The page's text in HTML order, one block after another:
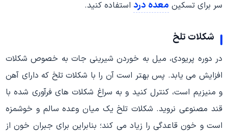
سر برای تسکین معده درد استفاده کنید.
شکلات تلخ
در دوره پریودی، میل به خوردن شیرینی جات به خصوص شکلات
افزایش می یابد. پس بهتر است آن را با شکلات تلخ که دارای آهن
و منیزیم است، کنترل کنید و به سراغ شکلات های فرآوری شده با
قند مصنوعی نروید. شکلات تلخ یک میان وعده سالم و خوشمزه
است و خون قاعدگی را زیاد می کند؛ بنابراین برای جبران خون از